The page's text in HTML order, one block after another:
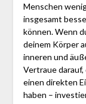
Menschen
insgesamt
können. Wenn
deinem Körper
inneren und
Vertraue
einen direkten
haben –